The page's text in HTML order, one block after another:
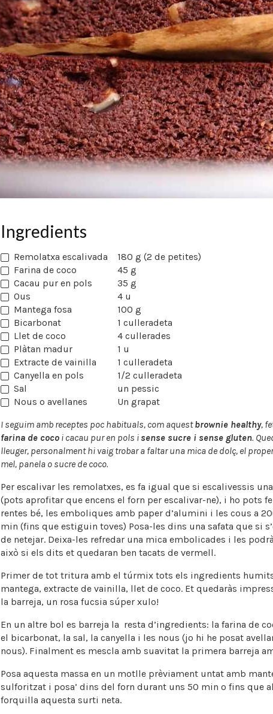
Ingredients
Remolatxa escalivada
180 g (2 de petites)
Farina de coco
45 g
Cacau pur en pols
35 g
Ous
4 u
Mantega fosa
100 g
Bicarbonat
1 culleradeta
Llet de coco
4 cullerades
Plàtan madur
1 u
Extracte de vainilla
1 culleradeta
Canyella en pols
1/2 culleradeta
Sal
un pessic
Nous o avellanes
Un grapat
I seguim amb receptes poc habituals, com aquestbrownie healthy,
farina de coco i cacau pur en pols i sense sucre i sense gluten.
lleuger, personalment hi vaig trobar a faltar una mica de dolç, el
mel, panela o sucre de coco.
Per escalivar les remolatxes, es fa igual que si escalivessis
(pots aprofitar que encens el forn per escalivar-ne), i ho pots
rentes bé, les emboliques amb paper d’alumini i les cous a
min (fins que estiguin toves) Posa-les dins una safata que si
de netejar. Deixa-les refredar una mica embolicades i les
això si els dits et quedaran ben tacats de vermell.
Primer de tot tritura amb el túrmix tots els ingredients
mantega, extracte de vainilla, llet de coco. Et quedaràs
la barreja, un rosa fucsia súper xulo!
En un altre bol es barreja la resta d’ingredients: la farina de
el bicarbonat, la sal, la canyella i les nous (jo hi he posat
nous). Finalment es mescla amb suavitat la primera barreja
Posa aquesta massa en un motlle prèviament untat amb
sulforitzat i posa’ dins del forn durant uns 50 min o fins que
forquilla aquesta surti neta.